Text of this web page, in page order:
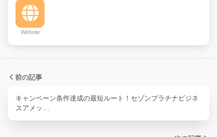
Website
前の記事
キャンペーン条件達成の最短ルート！セゾンプラチナビジネ
スアメッ…